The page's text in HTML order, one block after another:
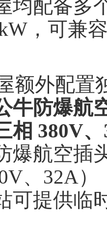
均配备多
，可兼
额外配置
牛防爆航
相 380V
爆航空插
、32A
可提供临